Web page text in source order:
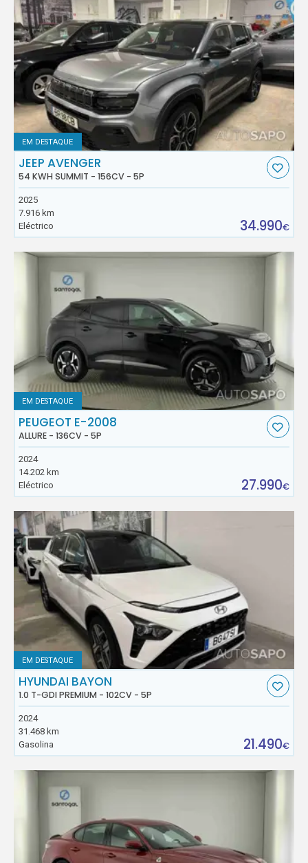
EM DESTAQUE
JEEP AVENGER
54 KWH SUMMIT - 156CV - 5P
2025
7.916 km
Eléctrico
34.990€
EM DESTAQUE
PEUGEOT E-2008
ALLURE - 136CV - 5P
2024
14.202 km
Eléctrico
27.990€
EM DESTAQUE
HYUNDAI BAYON
1.0 T-GDI PREMIUM - 102CV - 5P
2024
31.468 km
Gasolina
21.490€